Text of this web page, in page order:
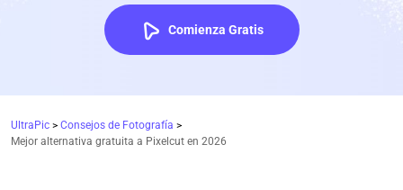
Comienza Gratis
UltraPic > Consejos de Fotografía >
Mejor alternativa gratuita a Pixelcut en 2026